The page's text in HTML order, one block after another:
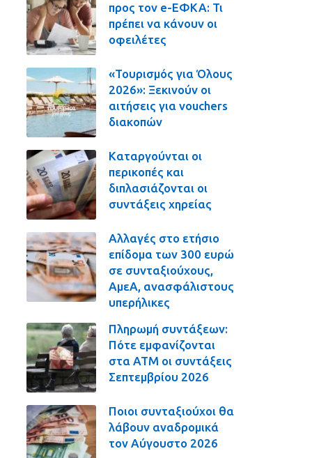
προς τον e-ΕΦΚΑ: Τι
πρέπει να κάνουν οι
οφειλέτες
«Τουρισμός για Όλους
2026»: Ξεκινούν οι
αιτήσεις για vouchers
διακοπών
Καταργούνται οι
περικοπές και
διπλασιάζονται οι
συντάξεις χηρείας
Αλλαγές στο ετήσιο
επίδομα των 300 ευρώ
σε συνταξιούχους,
ΑμεΑ, ανασφάλιστους
υπερήλικες
Πληρωμή συντάξεων:
Πότε εμφανίζονται
στα ΑΤΜ οι συντάξεις
Σεπτεμβρίου 2026
Ποιοι συνταξιούχοι θα
λάβουν αναδρομικά
τον Αύγουστο 2026